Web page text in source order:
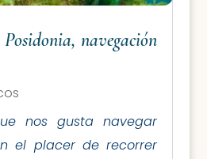
navegación
nos gusta navegar
el placer de recorrer